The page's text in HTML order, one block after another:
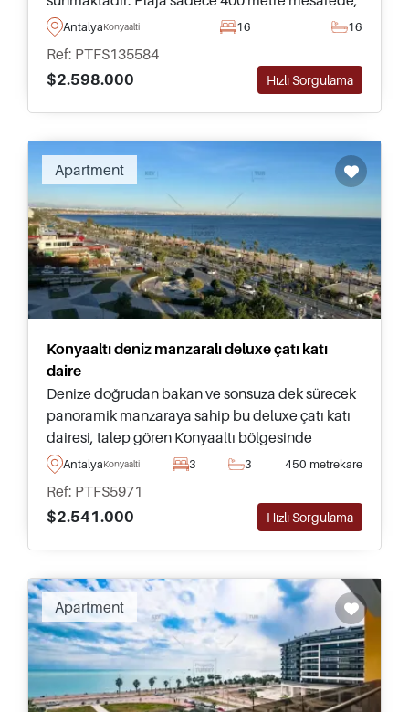
yıl boyunca güçlü kira talebi ve gelir
AntalyaKonyaalti 16 16
Ref: PTFS135584
$2.598.000
Hızlı Sorgulama
Apartment
Konyaaltı deniz manzaralı deluxe çatı katı
daire
Denize doğrudan bakan ve sonsuza dek sürecek
panoramik manzaraya sahip bu deluxe çatı katı
dairesi, talep gören Konyaaltı bölgesinde
satılıktır ve otel tarzı olanaklarla donatılmış 5
AntalyaKonyaalti 3 3 450 metrekare
Ref: PTFS5971
$2.541.000
Hızlı Sorgulama
Apartment